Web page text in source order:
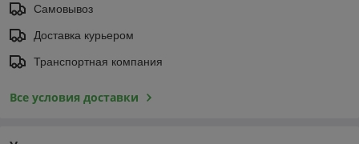
Самовывоз
Доставка курьером
Транспортная компания
Все условия доставки